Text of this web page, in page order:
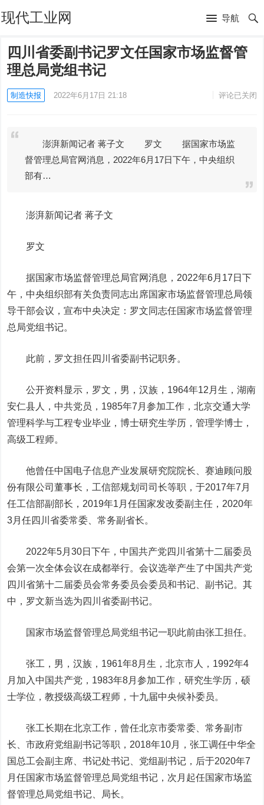
现代工业网 导航
四川省委副书记罗文任国家市场监督管
理总局党组书记
制造快报 2022年6月17日 21:18 评论已关闭
澎湃新闻记者 蒋子文 罗文 据国家市场监
督管理总局官网消息，2022年6月17日下午，中央组织
部有…
澎湃新闻记者 蒋子文
罗文
据国家市场监督管理总局官网消息，2022年6月17日下
午，中央组织部有关负责同志出席国家市场监督管理总局领
导干部会议，宣布中央决定：罗文同志任国家市场监督管理
总局党组书记。
此前，罗文担任四川省委副书记职务。
公开资料显示，罗文，男，汉族，1964年12月生，湖南
安仁县人，中共党员，1985年7月参加工作，北京交通大学
管理科学与工程专业毕业，博士研究生学历，管理学博士，
高级工程师。
他曾任中国电子信息产业发展研究院院长、赛迪顾问股
份有限公司董事长，工信部规划司司长等职，于2017年7月
任工信部副部长，2019年1月任国家发改委副主任，2020年
3月任四川省委常委、常务副省长。
2022年5月30日下午，中国共产党四川省第十二届委员
会第一次全体会议在成都举行。会议选举产生了中国共产党
四川省第十二届委员会常务委员会委员和书记、副书记。其
中，罗文新当选为四川省委副书记。
国家市场监督管理总局党组书记一职此前由张工担任。
张工，男，汉族，1961年8月生，北京市人，1992年4
月加入中国共产党，1983年8月参加工作，研究生学历，硕
士学位，教授级高级工程师，十九届中央候补委员。
张工长期在北京工作，曾任北京市委常委、常务副市
长、市政府党组副书记等职，2018年10月，张工调任中华全
国总工会副主席、书记处书记、党组副书记，后于2020年7
月任国家市场监督管理总局党组书记，次月起任国家市场监
督管理总局党组书记、局长。